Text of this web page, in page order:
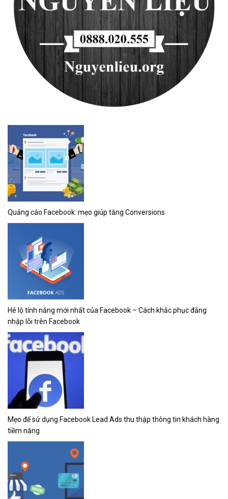
Quảng cáo Facebook: mẹo giúp tăng Conversions
Hé lộ tính năng mới nhất của Facebook – Cách khắc phục đăng
nhập lỗi trên Facebook
Mẹo để sử dụng Facebook Lead Ads thu thập thông tin khách hàng
tiềm năng